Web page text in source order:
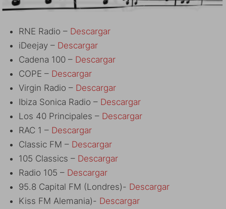
RNE Radio – Descargar
iDeejay – Descargar
Cadena 100 – Descargar
COPE – Descargar
Virgin Radio – Descargar
Ibiza Sonica Radio – Descargar
Los 40 Principales – Descargar
RAC 1 – Descargar
Classic FM – Descargar
105 Classics – Descargar
Radio 105 – Descargar
95.8 Capital FM (Londres)- Descargar
Kiss FM Alemania)- Descargar